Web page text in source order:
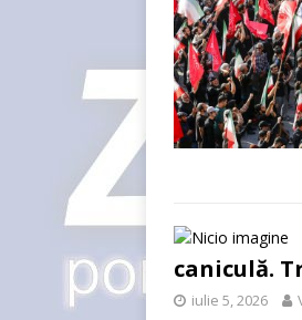
caniculă.
iulie 5, 2026